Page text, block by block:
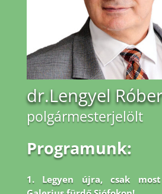
dr.Lengyel
polgármesterjelölt
Programunk:
1. Legyen újra, csak